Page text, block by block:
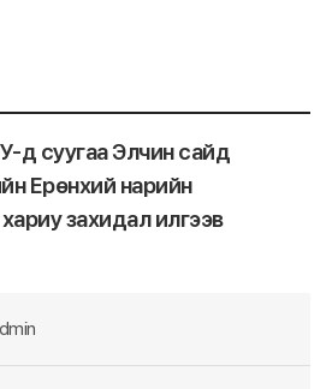
д суугаа Элчин сайд
Ерөнхий нарийн
захидал илгээв